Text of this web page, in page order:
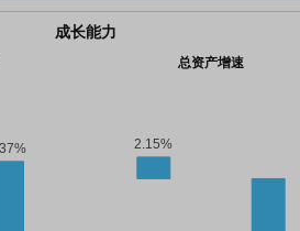
成长能力
总资产增速